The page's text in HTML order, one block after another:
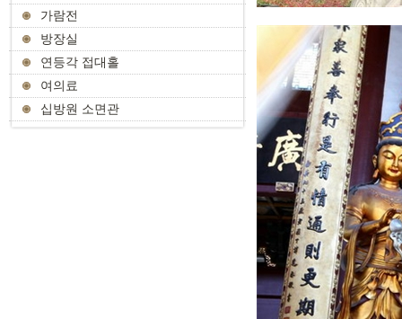
가람전
방장실
연등각 접대홀
여의료
십방원 소면관